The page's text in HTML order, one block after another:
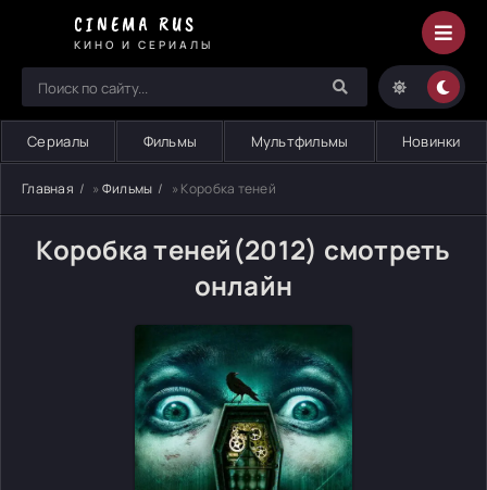
CINEMA RUS
КИНО И СЕРИАЛЫ
Сериалы Фильмы Мультфильмы Новинки
Главная » Фильмы » Коробка теней
Коробка теней(2012) смотреть
онлайн